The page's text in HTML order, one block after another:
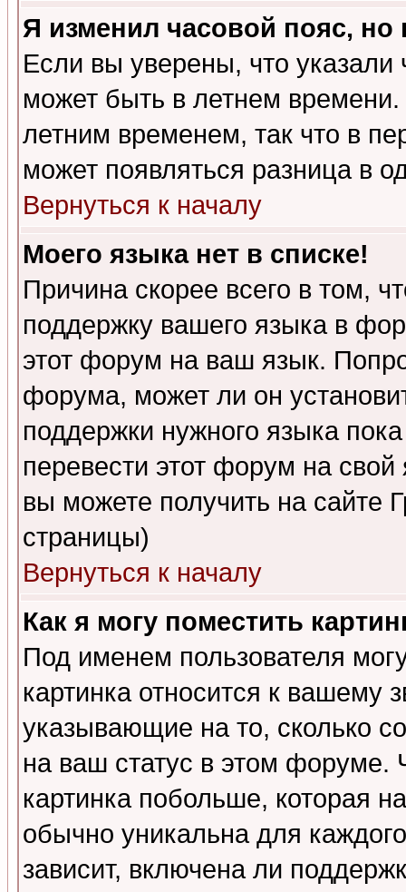
Я изменил часовой пояс,
Если вы уверены, что указали
может быть в летнем
летним временем, так что в
может появляться разница в
Вернуться к началу
Моего языка нет в списке!
Причина скорее всего в том,
поддержку вашего языка в
этот форум на ваш язык.
форума, может ли он
поддержки нужного языка
перевести этот форум на
вы можете получить на сайте
страницы)
Вернуться к началу
Как я могу поместить
Под именем пользователя
картинка относится к вашему
указывающие на то, сколько
на ваш статус в этом форуме.
картинка побольше, которая
обычно уникальна для
зависит, включена ли